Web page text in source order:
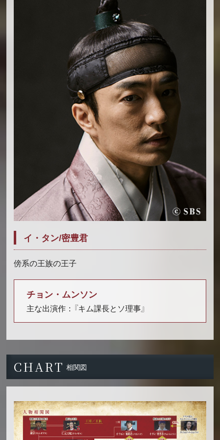
イ・タン/密豊君
傍系の王族の王子
チョン・ムンソン
主な出演作：『キム課長とソ理事』
CHART 相関図